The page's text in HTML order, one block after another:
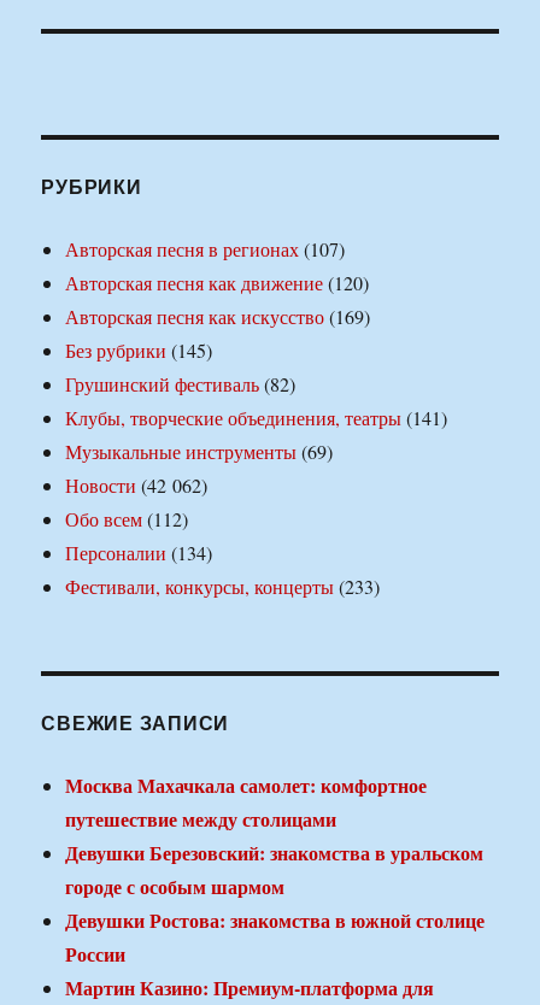
РУБРИКИ
Авторская песня в регионах(107)
Авторская песня как движение(120)
Авторская песня как искусство(169)
Без рубрики (145)
Грушинский фестиваль(82)
Клубы, творческие объединения, театры(141)
Музыкальные инструменты(69)
Новости (42 062)
Обо всем(112)
Персоналии (134)
Фестивали, конкурсы, концерты(233)
СВЕЖИЕ ЗАПИСИ
Москва Махачкала самолет: комфортное
путешествие между столицами
Девушки Березовский: знакомства в уральском
городе с особым шармом
Девушки Ростова: знакомства в южной столице
России
Мартин Казино: Премиум-платформа для